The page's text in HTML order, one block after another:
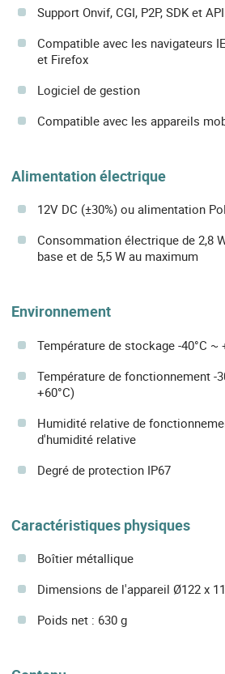
Support Onvif, CGI, P2P, SDK et API
Compatible avec les navigateurs
et Firefox
Logiciel de gestion
Compatible avec les appareils
Alimentation électrique
12V DC (±30%) ou alimentation
Consommation électrique de 2,8
base et de 5,5 W au maximum
Environnement
Température de stockage -40°C ~
Température de fonctionnement -
+60°C)
Humidité relative de
d'humidité relative
Degré de protection IP67
Caractéristiques physiques
Boîtier métallique
Dimensions de l'appareil Ø122 x
Poids net : 630 g